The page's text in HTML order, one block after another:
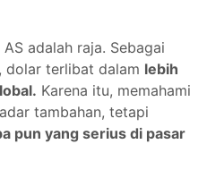
adalah raja. Sebagai
dolar terlibat dalam lebih
Karena itu, memahami
tambahan, tetapi
pun yang serius di pasar